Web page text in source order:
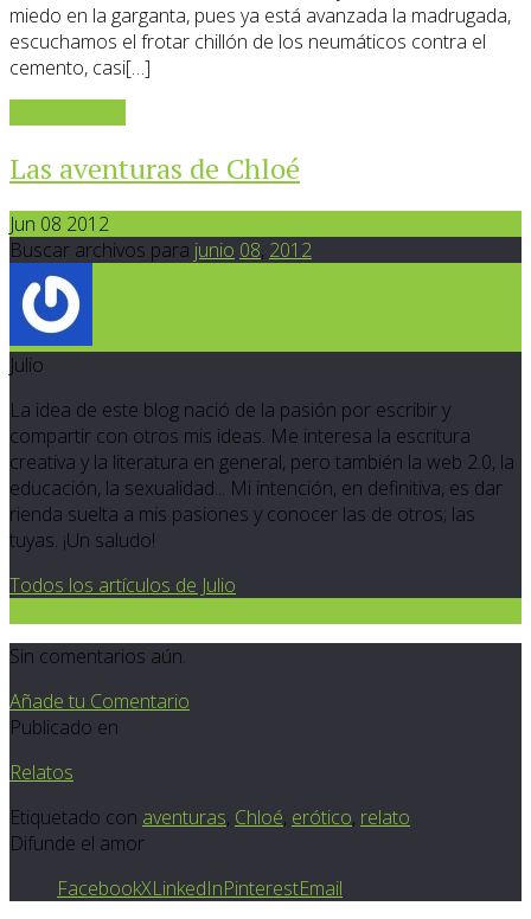
miedo en la garganta, pues ya está avanzada la madrugada,
escuchamos el frotar chillón de los neumáticos contra el
cemento, casi[…]
Las aventuras de Chloé
Jun 08 2012
Buscar archivos para junio 08, 2012
Julio
La idea de este blog nació de la pasión por escribir y
compartir con otros mis ideas. Me interesa la escritura
creativa y la literatura en general, pero también la web 2.0, la
educación, la sexualidad... Mi intención, en definitiva, es dar
rienda suelta a mis pasiones y conocer las de otros; las
tuyas. ¡Un saludo!
Todos los artículos de Julio
Sin comentarios aún.
Añade tu Comentario
Publicado en
Relatos
Etiquetado con aventuras, Chloé, erótico, relato
Difunde el amor
FacebookXLinkedInPinterestEmail